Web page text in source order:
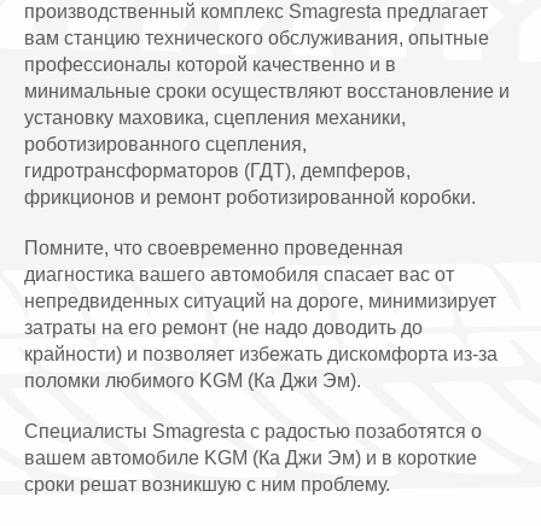
производственный комплекс Smagresta предлагает
вам станцию технического обслуживания, опытные
профессионалы которой качественно и в
минимальные сроки осуществляют восстановление и
установку маховика, сцепления механики,
роботизированного сцепления,
гидротрансформаторов (ГДТ), демпферов,
фрикционов и ремонт роботизированной коробки.
Помните, что своевременно проведенная
диагностика вашего автомобиля спасает вас от
непредвиденных ситуаций на дороге, минимизирует
затраты на его ремонт (не надо доводить до
крайности) и позволяет избежать дискомфорта из-за
поломки любимого KGM (Ка Джи Эм).
Специалисты Smagresta с радостью позаботятся о
вашем автомобиле KGM (Ка Джи Эм) и в короткие
сроки решат возникшую с ним проблему.